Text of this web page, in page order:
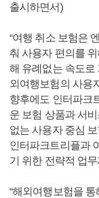
출시하면서)
“여행 취소 보험은
춰 사용자 편의를
해 유례없는 속도로
외여행보험의 사용
향후에도 인터파크
운 보험 상품과 서
없는 사용자 중심
인터파크트리플과
기 위한 전략적 업
“해외여행보험을